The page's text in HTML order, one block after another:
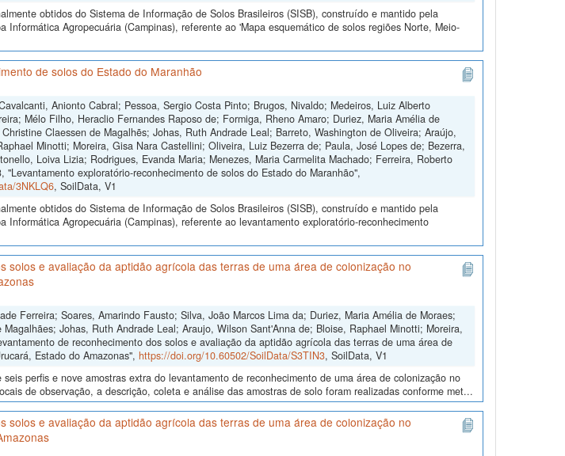
obtidos do Sistema de Informação de Solos Brasileiros (SISB), construído e mantido pela
Informática Agropecuária (Campinas), referente ao 'Mapa esquemático de solos regiões Norte, Meio-
de solos do Estado do Maranhão
Anionto Cabral; Pessoa, Sergio Costa Pinto; Brugos, Nivaldo; Medeiros, Luiz Alberto
Mélo Filho, Heraclio Fernandes Raposo de; Formiga, Rheno Amaro; Duriez, Maria Amélia de
Claessen de Magalhẽs; Johas, Ruth Andrade Leal; Barreto, Washington de Oliveira; Araújo,
Minotti; Moreira, Gisa Nara Castellini; Oliveira, Luiz Bezerra de; Paula, José Lopes de; Bezerra,
Loiva Lizia; Rodrigues, Evanda Maria; Menezes, Maria Carmelita Machado; Ferreira, Roberto
"Levantamento exploratório-reconhecimento de solos do Estado do Maranhão",
3NKLQ6, SoilData, V1
obtidos do Sistema de Informação de Solos Brasileiros (SISB), construído e mantido pela
Informática Agropecuária (Campinas), referente ao levantamento exploratório-reconhecimento
solos e avaliação da aptidão agrícola das terras de uma área de colonização no
Ferreira; Soares, Amarindo Fausto; Silva, João Marcos Lima da; Duriez, Maria Amélia de Moraes;
Johas, Ruth Andrade Leal; Araujo, Wilson Sant'Anna de; Bloise, Raphael Minotti; Moreira,
de reconhecimento dos solos e avaliação da aptidão agrícola das terras de uma área de
Estado do Amazonas", https://doi.org/10.60502/SoilData/S3TIN3, SoilData, V1
perfis e nove amostras extra do levantamento de reconhecimento de uma área de colonização no
de observação, a descrição, coleta e análise das amostras de solo foram realizadas conforme met...
solos e avaliação da aptidão agrícola das terras de uma área de colonização no